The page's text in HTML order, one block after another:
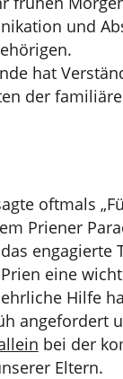
und
hat
der
oftmals
Priener
engagierte
eine
Hilfe
angefordert
bei der
Eltern.